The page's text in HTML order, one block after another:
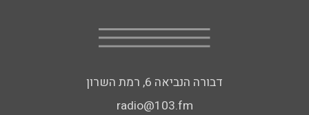
דבורה הנביאה 6, רמת השרון
radio@103.fm